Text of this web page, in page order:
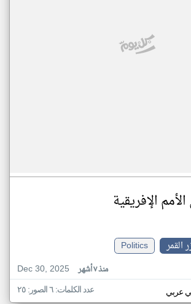
الإفريقية
القمر
Politics
Dec 30, 2025
منذ ٧ أشهر
عربي عدد الكلمات: ٦ الصور: ٢٥